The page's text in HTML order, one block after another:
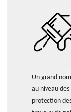
Un grand
au niveau
protection